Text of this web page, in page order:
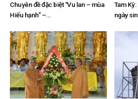
Chuyên đề đặc biệt “Vu lan – mùa
Hiếu hạnh” –...
Tam
ngày